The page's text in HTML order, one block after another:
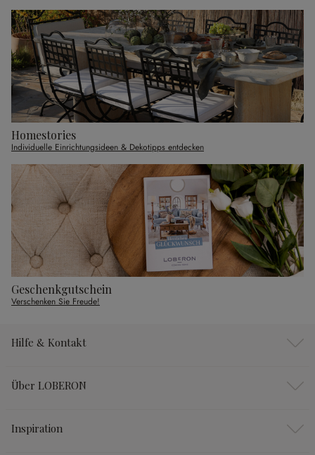
Homestories
Individuelle Einrichtungsideen & Dekotipps entdecken
Geschenkgutschein
Verschenken Sie Freude!
Hilfe & Kontakt
Über LOBERON
Inspiration